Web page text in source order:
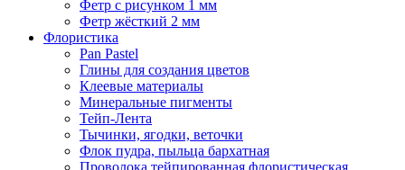
Фетр с рисунком 1 мм
Фетр жёсткий 2 мм
Флористика
Pan Pastel
Глины для создания цветов
Клеевые материалы
Минеральные пигменты
Тейп-Лента
Тычинки, ягодки, веточки
Флок пудра, пыльца бархатная
Проволока тейпированная флористическая